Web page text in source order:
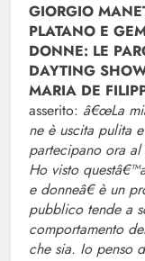
GIORGIO
PLATANO E
DONNE: LE
DAYTING
MARIA DE
asserito: â€œLa
ne è uscita pulita
partecipano ora al
Ho visto
e donneâ€ è un
pubblico tende a
comportamento
che sia. Io penso